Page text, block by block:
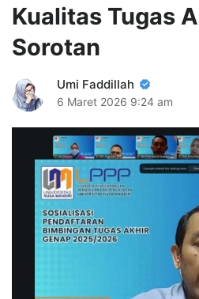
Kualitas Tugas
Sorotan
Umi Faddillah
6 Maret 2026 9:24 am